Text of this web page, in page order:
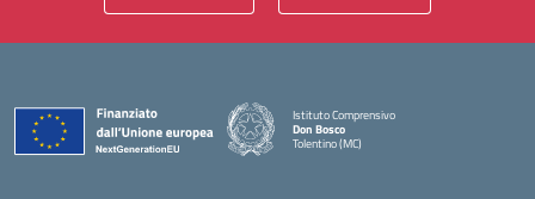
Istituto Comprensivo
Don Bosco
Tolentino (MC)